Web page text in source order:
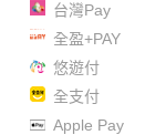
台灣Pay
全盈+PAY
悠遊付
全支付
Apple Pay